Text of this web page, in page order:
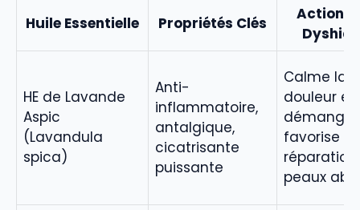
Huile Essentielle Propriétés Clés
Action
HE de Lavande
Aspic
(Lavandula
spica)
Anti-
inflammatoire,
antalgique,
cicatrisante
puissante
Calme la
douleur et
favorise la
peaux